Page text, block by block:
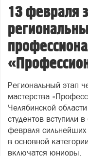
13 февраля
Региональный этап
мастерства
Челябинской
студентов вступили
февраля
в основной
включатся юниоры.